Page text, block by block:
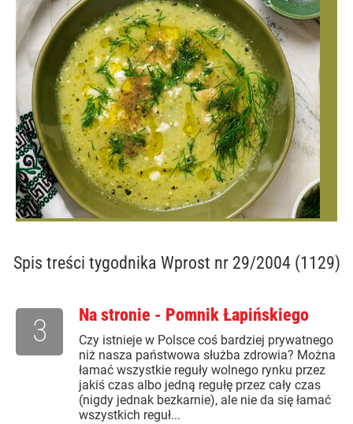
Spis treści tygodnika Wprost nr 29/2004 (1129)
Na stronie - Pomnik Łapińskiego
Czy istnieje w Polsce coś bardziej prywatnego
niż nasza państwowa służba zdrowia? Można
łamać wszystkie reguły wolnego rynku przez
jakiś czas albo jedną regułę przez cały czas
(nigdy jednak bezkarnie), ale nie da się łamać
wszystkich reguł...
3